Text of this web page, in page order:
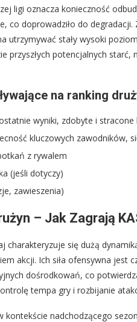
ligi oznacza konieczność
co doprowadziło do
utrzymywać stały wysoki
przyszłych potencjalnych
na ranking
wyniki, zdobyte i stracone
kluczowych zawodników,
z rywalem
(jeśli dotyczy)
zawieszenia)
– Jak Zagrają
charakteryzuje się dużą
akcji. Ich siła ofensywna jest
dośrodkowań, co
tempa gry i rozbijanie
kontekście nadchodzącego